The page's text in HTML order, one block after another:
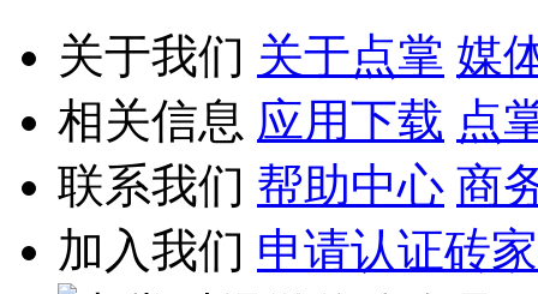
关于我们 关于点掌 媒
相关信息 应用下载 点
联系我们 帮助中心 商
加入我们 申请认证砖家